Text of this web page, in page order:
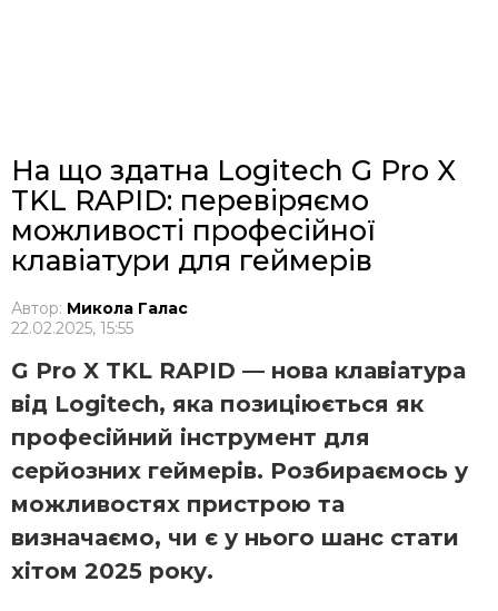
На що здатна Logitech G Pro X
TKL RAPID: перевіряємо
можливості професійної
клавіатури для геймерів
Автор: Микола Галас
22.02.2025, 15:55
G Pro X TKL RAPID — нова клавіатура
від Logitech, яка позиціюється як
професійний інструмент для
серйозних геймерів. Розбираємось у
можливостях пристрою та
визначаємо, чи є у нього шанс стати
хітом 2025 року.